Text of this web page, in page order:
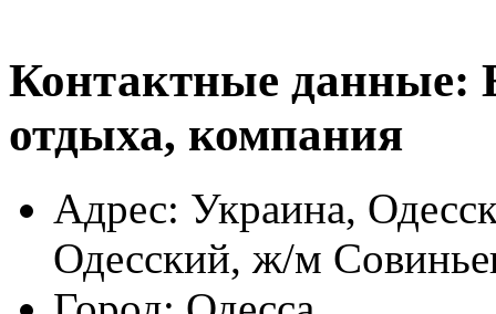
Контактные данные:
отдыха, компания
Адрес: Украина,
Одесский, ж/м